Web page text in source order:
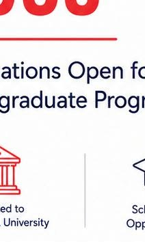
सूचनामा सरुवा
बितिसक्दा पनि
ऐन बमोजिम
र दुर्गम क्षेत्रमा सरुवा
छ।